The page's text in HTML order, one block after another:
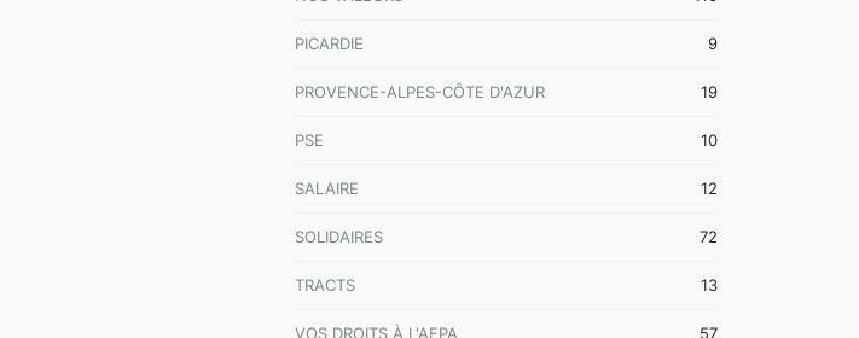
PICARDIE 9
PROVENCE-ALPES-CÔTE D'AZUR 19
PSE 10
SALAIRE 12
SOLIDAIRES 72
TRACTS 13
VOS DROITS À L'AFPA 57